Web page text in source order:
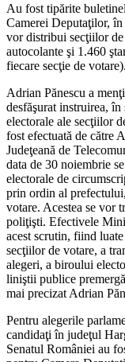
Au fost tipărite
Camerei Deputaţilor,
vor distribui secţiilor
autocolante şi 1.460
fiecare secţie de votare).
Adrian Pănescu a
desfăşurat instruirea,
electorale ale secţiilor
fost efectuată de către
Judeţeană de
data de 30 noiembrie
electorale de
prin ordin al
votare. Acestea se vor
poliţişti. Efectivele
acest scrutin, fiind
secţiilor de votare, a
alegeri, a biroului
liniştii publice
mai precizat Adrian
Pentru alegerile
candidaţi în judeţul
Senatul României au